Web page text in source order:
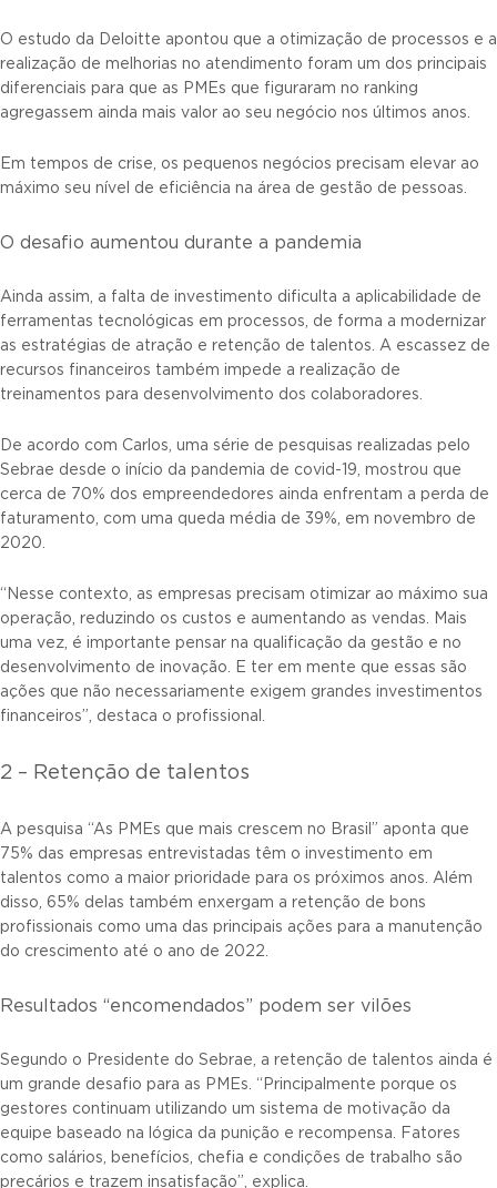
O estudo da Deloitte apontou que a otimização de processos e a
realização de melhorias no atendimento foram um dos principais
diferenciais para que as PMEs que figuraram no ranking
agregassem ainda mais valor ao seu negócio nos últimos anos.
Em tempos de crise, os pequenos negócios precisam elevar ao
máximo seu nível de eficiência na área de gestão de pessoas.
O desafio aumentou durante a pandemia
Ainda assim, a falta de investimento dificulta a aplicabilidade de
ferramentas tecnológicas em processos, de forma a modernizar
as estratégias de atração e retenção de talentos. A escassez de
recursos financeiros também impede a realização de
treinamentos para desenvolvimento dos colaboradores.
De acordo com Carlos, uma série de pesquisas realizadas pelo
Sebrae desde o início da pandemia de covid-19, mostrou que
cerca de 70% dos empreendedores ainda enfrentam a perda de
faturamento, com uma queda média de 39%, em novembro de
2020.
“Nesse contexto, as empresas precisam otimizar ao máximo sua
operação, reduzindo os custos e aumentando as vendas. Mais
uma vez, é importante pensar na qualificação da gestão e no
desenvolvimento de inovação. E ter em mente que essas são
ações que não necessariamente exigem grandes investimentos
financeiros”, destaca o profissional.
2 – Retenção de talentos
A pesquisa “As PMEs que mais crescem no Brasil” aponta que
75% das empresas entrevistadas têm o investimento em
talentos como a maior prioridade para os próximos anos. Além
disso, 65% delas também enxergam a retenção de bons
profissionais como uma das principais ações para a manutenção
do crescimento até o ano de 2022.
Resultados “encomendados” podem ser vilões
Segundo o Presidente do Sebrae, a retenção de talentos ainda é
um grande desafio para as PMEs. “Principalmente porque os
gestores continuam utilizando um sistema de motivação da
equipe baseado na lógica da punição e recompensa. Fatores
como salários, benefícios, chefia e condições de trabalho são
precários e trazem insatisfação”, explica.